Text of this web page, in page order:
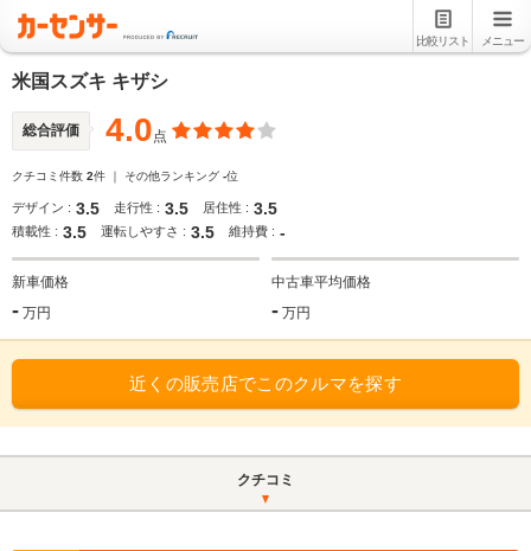
比較リスト メニュー
米国スズキ キザシ
総合評価 4.0点
クチコミ件数 2件 ｜ その他ランキング -位
デザイン : 3.5 走行性 : 3.5 居住性 : 3.5
積載性 : 3.5 運転しやすさ : 3.5 維持費 : -
新車価格
- 万円
中古車平均価格
- 万円
近くの販売店でこのクルマを探す
クチコミ